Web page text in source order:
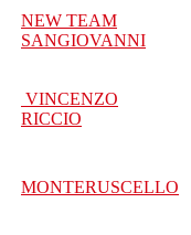
NEW TEAM
SANGIOVANNI
VINCENZO
RICCIO
MONTERUSCELLO